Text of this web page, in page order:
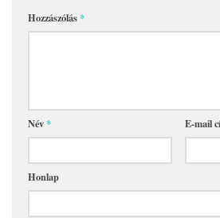
Hozzászólás*
Név* E-mail
Honlap